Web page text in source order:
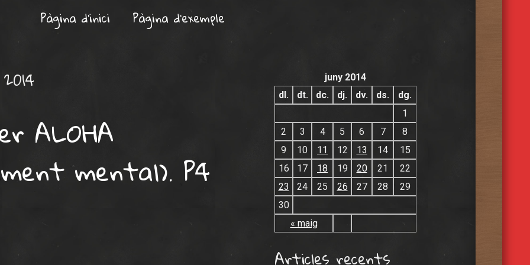
Pàgina d'inici Pàgina d’exemple
ALOHA
mental). P4
juny 2014
dl.
dt. dc. dj. dv. ds. dg.
« maig
1
2
3 4 5 6 7
8
9
10 11 12 13 14
15
16
17 18 19 20 21
22
23
24 25 26 27 28
29
30
Articles recents